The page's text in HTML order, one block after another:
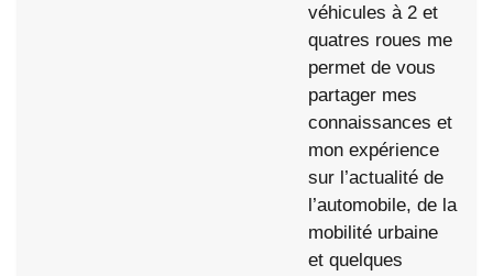
véhicules à 2 et
quatres roues me
permet de vous
partager mes
connaissances et
mon expérience
sur l’actualité de
l’automobile, de la
mobilité urbaine
et quelques